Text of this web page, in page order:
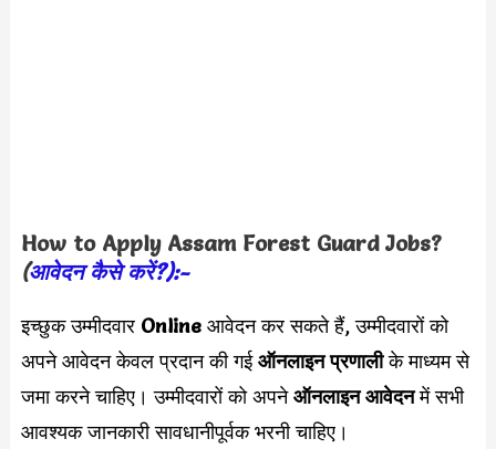
How to Apply Assam Forest Guard Jobs?
(आवेदन कैसे करें?):-
इच्छुक उम्मीदवार Online आवेदन कर सकते हैं, उम्मीदवारों को
अपने आवेदन केवल प्रदान की गईऑनलाइन प्रणालीके माध्यम से
जमा करने चाहिए। उम्मीदवारों को अपनेऑनलाइन आवेदनमें सभी
आवश्यक जानकारी सावधानीपूर्वक भरनी चाहिए।